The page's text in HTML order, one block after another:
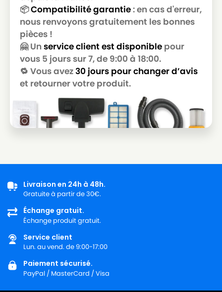
SHOP VAC
SHOP VAC 950
SHOP VAC
SHOP VAC
SHOP VAC AZ 90159
SHOP VAC
SHOP VAC AZ 90532
SHOP VAC
SHOP VAC AZ 9053214
SHOP VAC
SHOP VAC AZ 9171875
SHOP VAC
SHOP VAC BONUS
SHOP VAC
SHOP VAC BULLDOG
SHOP VAC
SHOP VAC CA 85
SHOP VAC
SHOP VAC CLASSIC
SHOP VAC
SHOP VAC
SHOP VAC EUROMAC V10
SHOP VAC
SHOP VAC EXXTRA 200
📦Compatibilité garantie: en cas d'erreur,
nous renvoyons gratuitement les bonnes
pièces !
🤗 Un service client est disponible pour
vous 5 jours sur 7, de 9:00 à 18:00.
🔁 Vous avez30 jours pour changer d’avis
et retourner votre produit.
Livraison en 24h à 48h.
Gratuite à partir de 30€.
Échange gratuit.
Échange produit gratuit.
Service client
Lun. au vend. de 9:00-17:00
Paiement sécurisé.
PayPal / MasterCard / Visa